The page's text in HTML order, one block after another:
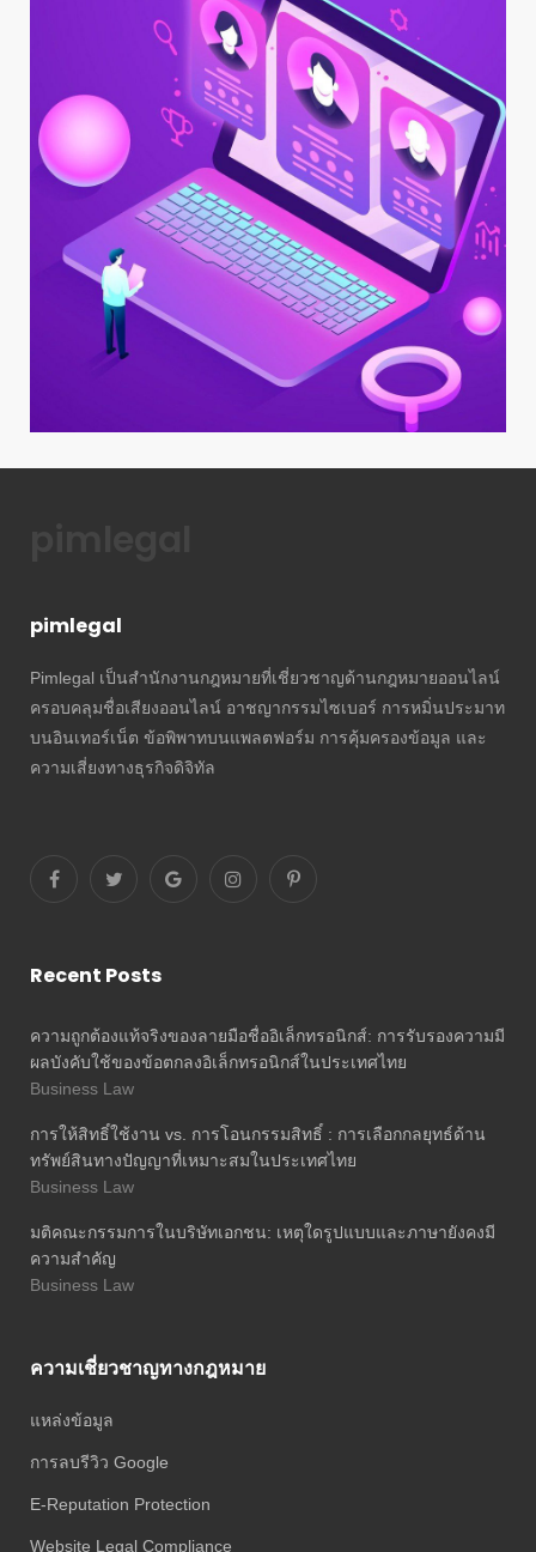
pimlegal
Pimlegal เป็นสำนักงานกฎหมายที่เชี่ยวชาญด้านกฎหมายออนไลน์
ครอบคลุมชื่อเสียงออนไลน์ อาชญากรรมไซเบอร์ การหมิ่นประมาท
บนอินเทอร์เน็ต ข้อพิพาทบนแพลตฟอร์ม การคุ้มครองข้อมูล และ
ความเสี่ยงทางธุรกิจดิจิทัล
Recent Posts
ความถูกต้องแท้จริงของลายมือชื่ออิเล็กทรอนิกส์: การรับรองความมี
ผลบังคับใช้ของข้อตกลงอิเล็กทรอนิกส์ในประเทศไทย
Business Law
การให้สิทธิ์ใช้งาน vs. การโอนกรรมสิทธิ์ : การเลือกกลยุทธ์ด้าน
ทรัพย์สินทางปัญญาที่เหมาะสมในประเทศไทย
Business Law
มติคณะกรรมการในบริษัทเอกชน: เหตุใดรูปแบบและภาษายังคงมี
ความสำคัญ
Business Law
ความเชี่ยวชาญทางกฎหมาย
แหล่งข้อมูล
การลบรีวิว Google
E-Reputation Protection
Website Legal Compliance